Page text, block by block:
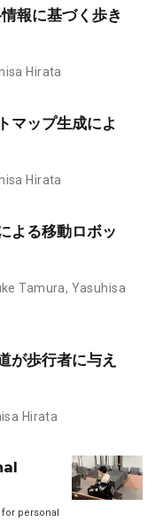
報に基づく歩き
Hirata
マップ生成によ
Hirata
よる移動ロボッ
Tamura, Yasuhisa
が歩行者に与え
Hirata
personal